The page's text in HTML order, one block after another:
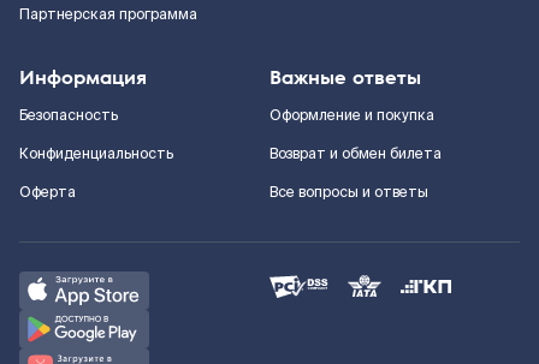
Партнерская программа
Информация
Безопасность
Конфиденциальность
Оферта
Важные ответы
Оформление и покупка
Возврат и обмен билета
Все вопросы и ответы